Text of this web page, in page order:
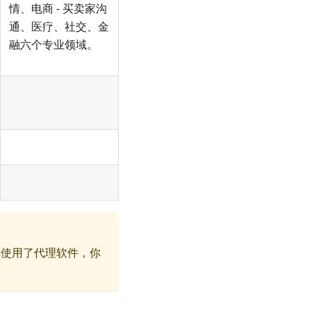
情、电商 - 买卖家沟
通、医疗、社交、金
融六个专业领域。
用了代理软件，你